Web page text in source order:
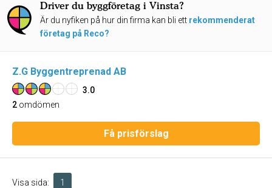
Driver du byggföretag i Vinsta?
Är du nyfiken på hur din firma kan bli ett rekommenderat
företag på Reco?
Z.G Byggentreprenad AB
3.0
2 omdömen
Få prisförslag
Visa sida: 1